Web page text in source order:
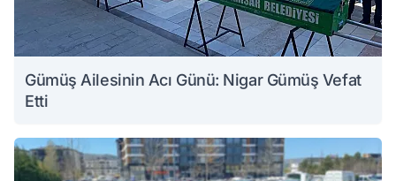
Gümüş Ailesinin Acı Günü: Nigar Gümüş Vefat
Etti